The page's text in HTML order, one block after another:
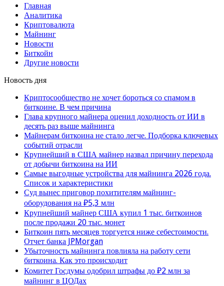
Главная
Аналитика
Криптовалюта
Майнинг
Новости
Биткойн
Другие новости
Новость дня
Криптосообщество не хочет бороться со спамом в
биткоине. В чем причина
Глава крупного майнера оценил доходность от ИИ в
десять раз выше майнинга
Майнерам биткоина не стало легче. Подборка ключевых
событий отрасли
Крупнейший в США майнер назвал причину перехода
от добычи биткоина на ИИ
Самые выгодные устройства для майнинга 2026 года.
Список и характеристики
Суд вынес приговор похитителям майнинг-
оборудования на ₽5,3 млн
Крупнейший майнер США купил 1 тыс. биткоинов
после продажи 20 тыс. монет
Биткоин пять месяцев торгуется ниже себестоимости.
Отчет банка JPMorgan
Убыточность майнинга повлияла на работу сети
биткоина. Как это происходит
Комитет Госдумы одобрил штрафы до ₽2 млн за
майнинг в ЦОДах